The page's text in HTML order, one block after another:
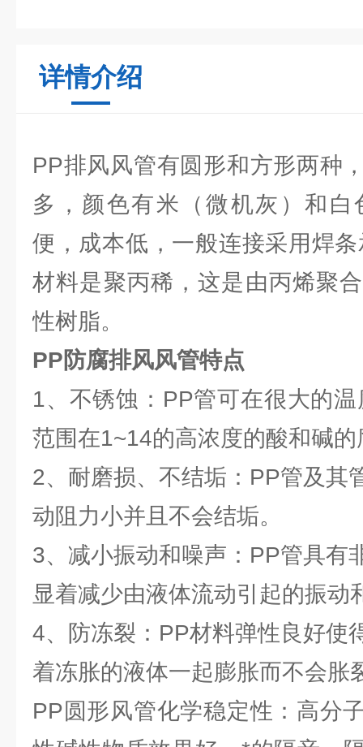
详情介绍
PP排风风管有圆形和方形两种
多，颜色有米（微机灰）和
便，成本低，一般连接采用焊
材料是聚丙稀，这是由丙烯聚
性树脂。
PP防腐排风风管特点
1、不锈蚀：PP管可在很大的
范围在1~14的高浓度的酸和碱的
2、耐磨损、不结垢：PP管及其
动阻力小并且不会结垢。
3、减小振动和噪声：PP管具有
显着减少由液体流动引起的振动
4、防冻裂：PP材料弹性良好使
着冻胀的液体一起膨胀而不会胀
PP圆形风管化学稳定性：高分